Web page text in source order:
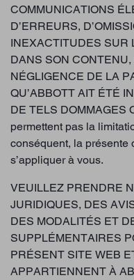
COMMUNICATIONS
D’ERREURS,
INEXACTITUDES SUR
DANS SON CONTENU,
NÉGLIGENCE DE LA
QU’ABBOTT AIT ÉTÉ
DE TELS DOMMAGES
permettent pas la
conséquent, la présente
s’appliquer à vous.
VEUILLEZ PRENDRE
JURIDIQUES, DES
DES MODALITÉS ET
SUPPLÉMENTAIRES
PRÉSENT SITE WEB
APPARTIENNENT À